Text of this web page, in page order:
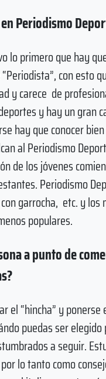
Periodismo
primero que hay
con esto
y carece de
y hay un gran
hay que conocer
al Periodismo
de los jóvenes
Periodismo
garrocha, etc. y
populares.
a punto de
el “hincha” y
puedas ser
a seguir.
lo tanto como